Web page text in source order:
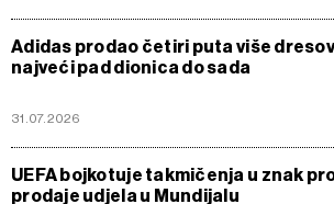
Adidas prodao četiri puta više
najveći pad dionica do sada
31.07.2026
UEFA bojkotuje takmičenja u znak
prodaje udjela u Mundijalu